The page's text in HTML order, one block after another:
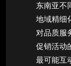
东南亚不
地域精细
对品质服
促销活动
最可能互